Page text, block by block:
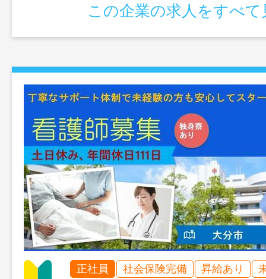
この企業の求人をすべて
正社員 社会保険完備 昇給あり